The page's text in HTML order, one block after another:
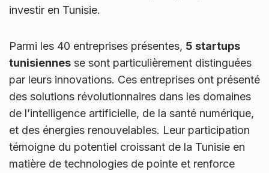
investir en Tunisie.
Parmi les 40 entreprises présentes, 5 startups
tunisiennes se sont particulièrement distinguées
par leurs innovations. Ces entreprises ont présenté
des solutions révolutionnaires dans les domaines
de l’intelligence artificielle, de la santé numérique,
et des énergies renouvelables. Leur participation
témoigne du potentiel croissant de la Tunisie en
matière de technologies de pointe et renforce